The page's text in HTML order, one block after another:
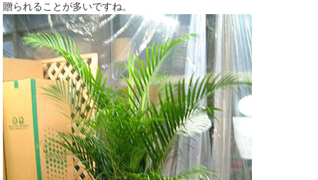
贈られることが多いですね。